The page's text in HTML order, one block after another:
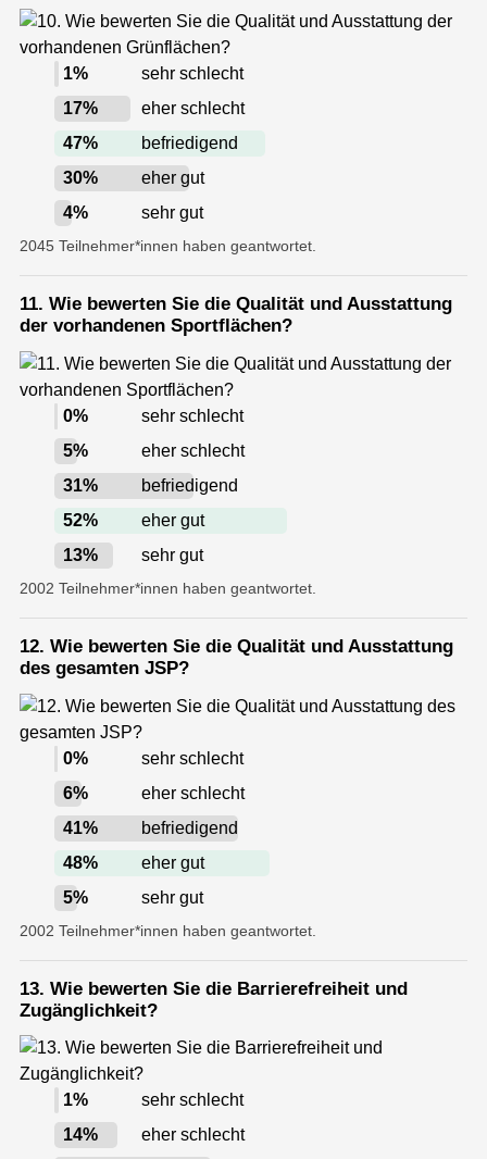
1%
sehr schlecht
17%
eher schlecht
47%
befriedigend
30%
eher gut
4% sehr gut
2045 Teilnehmer*innen haben geantwortet.
11. Wie bewerten Sie die Qualität und Ausstattung
der vorhandenen Sportflächen?
0%
sehr schlecht
5%
eher schlecht
31%
befriedigend
52%
eher gut
13% sehr gut
2002 Teilnehmer*innen haben geantwortet.
12. Wie bewerten Sie die Qualität und Ausstattung
des gesamten JSP?
0%
sehr schlecht
6%
eher schlecht
41%
befriedigend
48%
eher gut
5% sehr gut
2002 Teilnehmer*innen haben geantwortet.
13. Wie bewerten Sie die Barrierefreiheit und
Zugänglichkeit?
1%
sehr schlecht
14%
eher schlecht